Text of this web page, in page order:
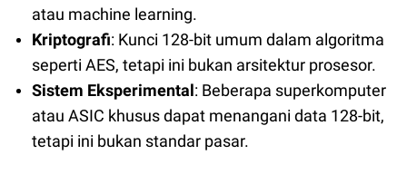
atau machine learning.
Kriptografi: Kunci 128-bit umum dalam algoritma
seperti AES, tetapi ini bukan arsitektur prosesor.
Sistem Eksperimental: Beberapa superkomputer
atau ASIC khusus dapat menangani data 128-bit,
tetapi ini bukan standar pasar.